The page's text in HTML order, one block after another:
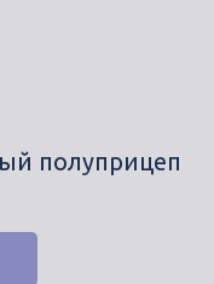
полуприцеп